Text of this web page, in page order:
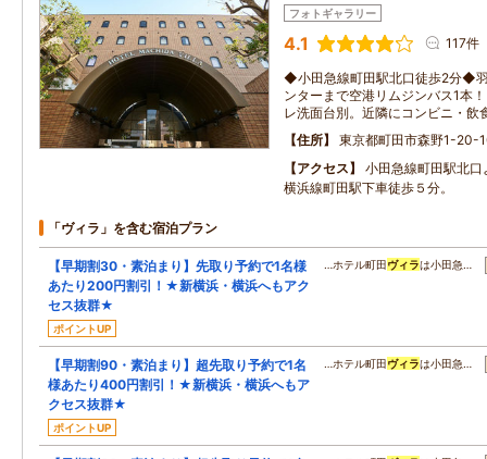
フォトギャラリー
4.1 117件
◆小田急線町田駅北口徒歩2分◆
ンターまで空港リムジンバス1本
レ洗面台別。近隣にコンビニ・飲
住所
東京都町田市森野1-20-
アクセス
小田急線町田駅北
横浜線町田駅下車徒歩５分。
「ヴィラ」を含む宿泊プラン
【早期割30・素泊まり】先取り予約で1名様
あたり200円割引！★新横浜・横浜へもアク
セス抜群★
ポイントUP
…ホテル町田ヴィラは小田急…
【早期割90・素泊まり】超先取り予約で1名
様あたり400円割引！★新横浜・横浜へもア
クセス抜群★
ポイントUP
…ホテル町田ヴィラは小田急…